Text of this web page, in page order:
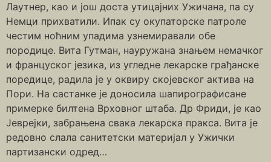
Лаутнер, као и још доста утицајних Ужичана, па су
Немци прихватили. Ипак су окупаторске патроле
честим ноћним упадима узнемиравали обе
породице. Вита Гутман, науружана знањем немачког
и француског језика, из угледне лекарске грађанске
поредице, радила је у оквиру скојевског актива на
Пори. На састанке је доносила шапирографисане
примерке билтена Врховног штаба. Др Фриди, је као
Јеврејки, забрањена свака лекарска пракса. Вита је
редовно слала санитетски материјал у Ужички
партизански одред…